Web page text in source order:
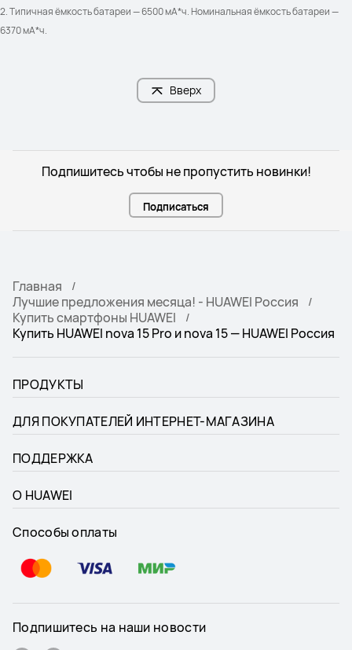
2. Типичная ёмкость батареи — 6500 мА*ч. Номинальная ёмкость батареи —
6370 мА*ч.
Вверх
Подпишитесь чтобы не пропустить новинки!
Подписаться
Главная
Лучшие предложения месяца! - HUAWEI Россия
Купить смартфоны HUAWEI
Купить HUAWEI nova 15 Pro и nova 15 — HUAWEI Россия
ПРОДУКТЫ
ДЛЯ ПОКУПАТЕЛЕЙ ИНТЕРНЕТ-МАГАЗИНА
ПОДДЕРЖКА
О HUAWEI
Способы оплаты
Подпишитесь на наши новости